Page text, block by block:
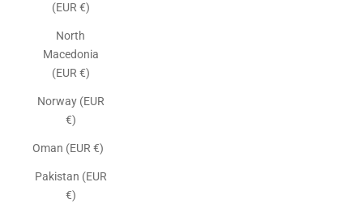
(EUR €)
North
Macedonia
(EUR €)
Norway (EUR
€)
Oman (EUR €)
Pakistan (EUR
€)